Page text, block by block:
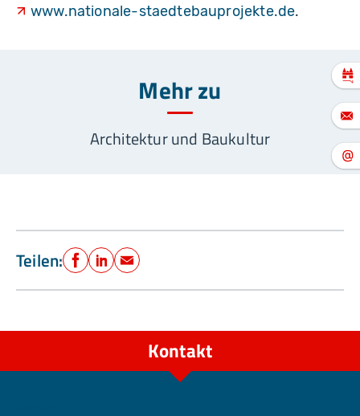
www.nationale-staedtebauprojekte.de.
Mehr zu
Architektur und Baukultur
Teilen: Facebook
LinkedIn
E-Mail
Kontakt